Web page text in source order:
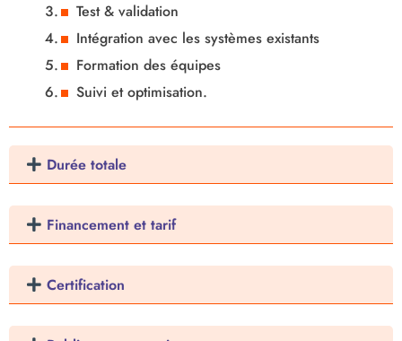
Test & validation
Intégration avec les systèmes existants
Formation des équipes
Suivi et optimisation.
Durée totale
Financement et tarif
Certification